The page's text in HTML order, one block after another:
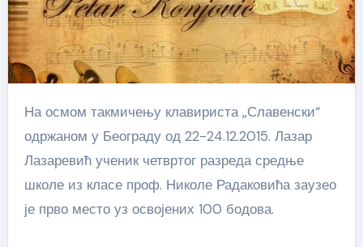
На осмом такмичењу клавириста „Славенски“
одржаном у Београду од 22-24.12.2015. Лазар
Лазаревић ученик четвртог разреда средње
школе из класе проф. Николе Радаковића заузео
је прво место уз освојених 100 бодова.